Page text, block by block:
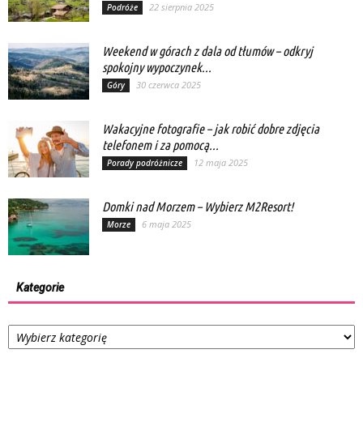
Podróże 22 sierpnia 2025
Weekend w górach z dala od tłumów – odkryj
spokojny wypoczynek...
Góry 30 czerwca 2025
Wakacyjne fotografie – jak robić dobre zdjęcia
telefonem i za pomocą...
Porady podróżnicze 12 maja 2025
Domki nad Morzem – Wybierz M2Resort!
Morze 6 maja 2025
Kategorie
Kategorie